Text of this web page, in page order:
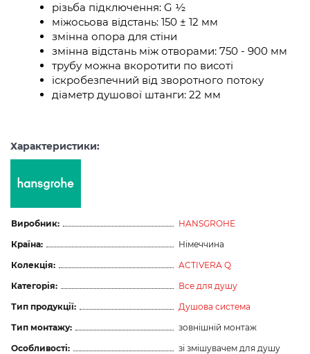
різьба підключення: G ½
міжосьова відстань: 150 ± 12 мм
змінна опора для стіни
змінна відстань між отворами: 750 - 900 мм
трубу можна вкоротити по висоті
іскробезпечний від зворотного потоку
діаметр душової штанги: 22 мм
Характеристики:
Виробник:
HANSGROHE
Країна:
Німеччина
Колекція:
ACTIVERA Q
Категорія:
Все для душу
Тип продукції:
Душова система
Тип монтажу:
зовнішній монтаж
Особливості:
зі змішувачем для душу